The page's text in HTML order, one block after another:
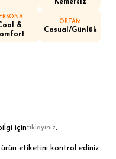
Kemersiz
&
ORTAM
Casual/Günlük
içintıklayınız.
etiketini kontrol ediniz.